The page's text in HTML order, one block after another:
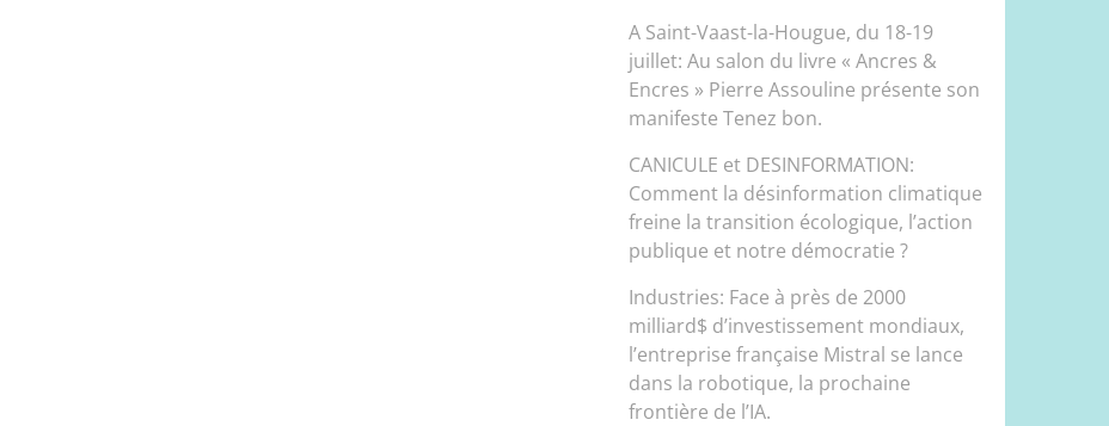
A Saint-Vaast-la-Hougue, du 18-19
juillet: Au salon du livre « Ancres &
Encres » Pierre Assouline présente son
manifeste Tenez bon.
CANICULE et DESINFORMATION:
Comment la désinformation climatique
freine la transition écologique, l’action
publique et notre démocratie ?
Industries: Face à près de 2000
milliard$ d’investissement mondiaux,
l’entreprise française Mistral se lance
dans la robotique, la prochaine
frontière de l’IA.